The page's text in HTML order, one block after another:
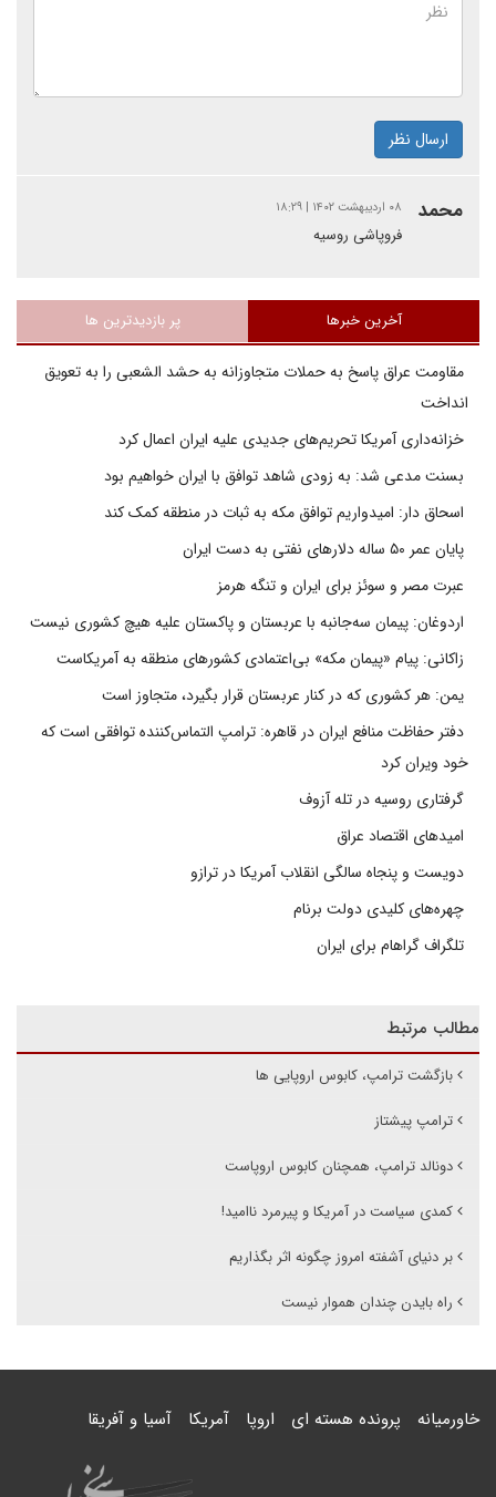
ارسال نظر
محمد ۰۸ اردیبهشت ۱۴۰۲ | ۱۸:۲۹
فروپاشی روسیه
آخرین خبرها پر بازدیدترین ها
مقاومت عراق پاسخ به حملات متجاوزانه به حشد الشعبی را به تعویق
انداخت
خزانه‌داری آمریکا تحریم‌های جدیدی علیه ایران اعمال کرد
بسنت مدعی شد: به زودی شاهد توافق با ایران خواهیم بود
اسحاق دار: امیدواریم توافق مکه به ثبات در منطقه کمک کند
پایان عمر ۵۰ ساله دلارهای نفتی به دست ایران
عبرت مصر و سوئز برای ایران و تنگه هرمز
اردوغان: پیمان سه‌جانبه با عربستان و پاکستان علیه هیچ کشوری نیست
زاکانی: پیام «پیمان مکه» بی‌اعتمادی کشورهای منطقه به آمریکاست
یمن: هر کشوری که در کنار عربستان قرار بگیرد، متجاوز است
دفتر حفاظت منافع ایران در قاهره: ترامپ التماس‌کننده توافقی است که
خود ویران کرد
گرفتاری روسیه در تله آزوف
امیدهای اقتصاد عراق
دویست و پنجاه سالگی انقلاب آمریکا در ترازو
چهره‌های کلیدی دولت برنام
تلگراف گراهام برای ایران
مطالب مرتبط
بازگشت ترامپ، کابوس اروپایی ها
ترامپ پیشتاز
دونالد ترامپ، همچنان کابوس اروپاست
کمدی سیاست در آمریکا و پیرمرد ناامید!
بر دنیای آشفته امروز چگونه اثر بگذاریم
راه بایدن چندان هموار نیست
خاورمیانه پرونده هسته ای اروپا آمریکا آسیا و آفریقا